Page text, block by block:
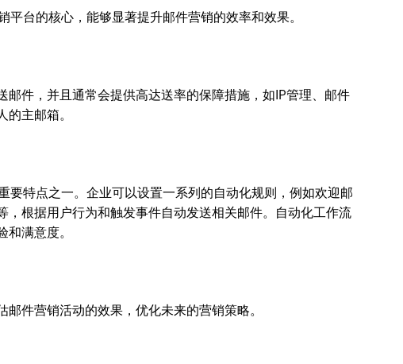
平台的核心，能够显著提升邮件营销的效率和效果。
邮件，并且通常会提供高达送率的保障措施，如IP管理、邮件
主邮箱。
要特点之一。企业可以设置一系列的自动化规则，例如欢迎邮
，根据用户行为和触发事件自动发送相关邮件。自动化工作流
满意度。
件营销活动的效果，优化未来的营销策略。